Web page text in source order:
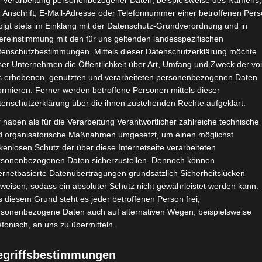
STADIEN IMPRESSUM
Alle Spiele und Wettbewerbe werden bis 15 Nov 2020
Anschrift, E-Mail-Adresse oder Telefonnummer einer betroffenen
stets im Einklang mit der Datenschutz-Grundverordnung und in
mit den für uns geltenden landesspezifischen
Mittels dieser Datenschutzerklärung möchte
Unternehmen die Öffentlichkeit über Art, Umfang und Zweck der
erhobenen, genutzten und verarbeiteten personenbezogenen Daten
Ferner werden betroffene Personen mittels dieser
über die ihnen zustehenden Rechte aufgeklärt.
haben als für die Verarbeitung Verantwortlicher zahlreiche technische
organisatorische Maßnahmen umgesetzt, um einen möglichst
Schutz der über diese Internetseite verarbeiteten
Daten sicherzustellen. Dennoch können
Datenübertragungen grundsätzlich Sicherheitslücken
sodass ein absoluter Schutz nicht gewährleistet werden kann.
diesem Grund steht es jeder betroffenen Person frei,
Daten auch auf alternativen Wegen, beispielsweise
an uns zu übermitteln.